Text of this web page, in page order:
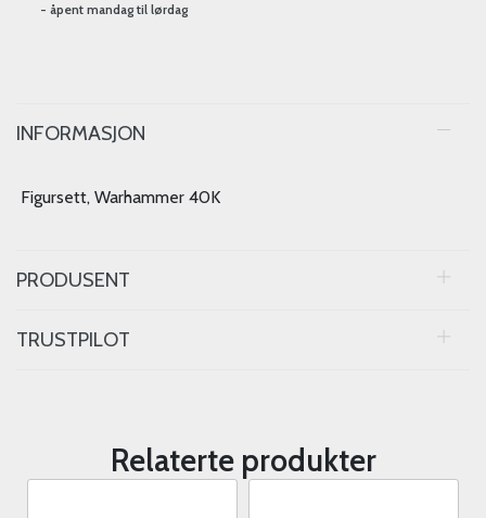
- åpent mandag til lørdag
INFORMASJON
Figursett, Warhammer 40K
PRODUSENT
TRUSTPILOT
Relaterte produkter